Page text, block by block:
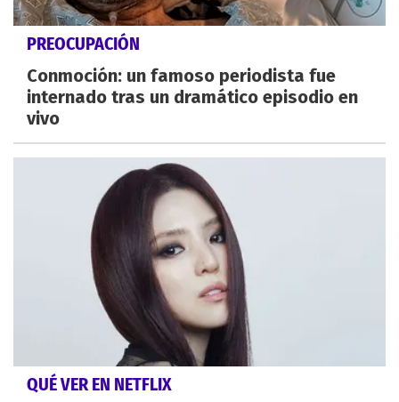
PREOCUPACIÓN
Conmoción: un famoso periodista fue
internado tras un dramático episodio en
vivo
QUÉ VER EN NETFLIX